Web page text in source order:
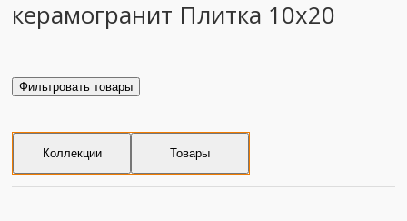
керамогранит Плитка 10х20
Фильтровать товары
Коллекции Товары